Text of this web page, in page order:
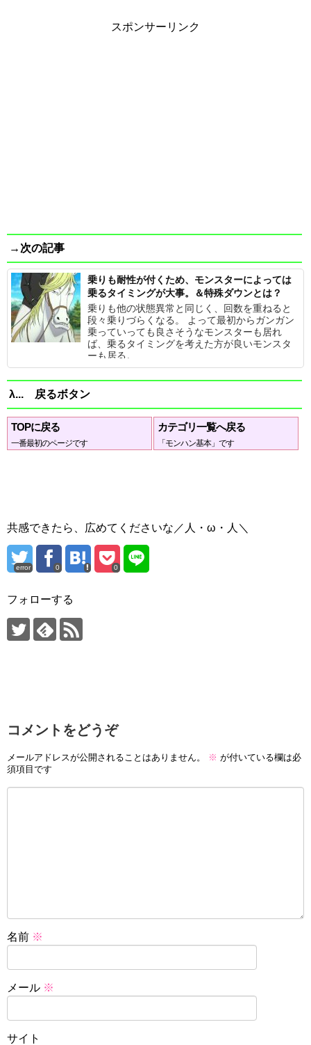
スポンサーリンク
→次の記事
乗りも耐性が付くため、モンスターによっては
乗るタイミングが大事。＆特殊ダウンとは？
乗りも他の状態異常と同じく、回数を重ねると
段々乗りづらくなる。 よって最初からガンガン
乗っていっても良さそうなモンスターも居れ
ば、乗るタイミングを考えた方が良いモンスタ
ーも居る。
λ... 戻るボタン
TOPに戻る
一番最初のページです
カテゴリ一覧へ戻る
「モンハン基本」です
共感できたら、広めてくださいな／人・ω・人＼
error 0 0
フォローする
コメントをどうぞ
メールアドレスが公開されることはありません。 ※ が付いている欄は必
須項目です
名前 ※
メール ※
サイト